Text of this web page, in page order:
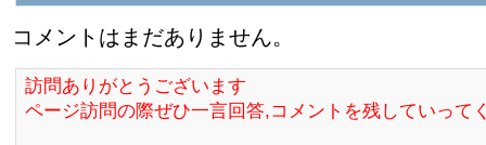
コメントはまだありません。
訪問ありがとうございます
ページ訪問の際ぜひ一言回答,コメントを残していって